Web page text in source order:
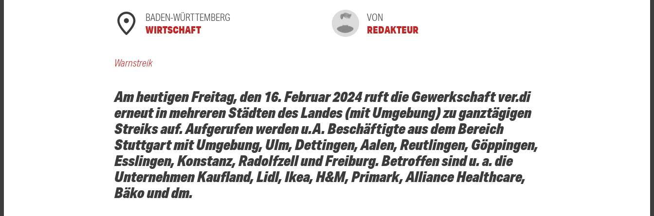
BADEN-WÜRTTEMBERG
WIRTSCHAFT
VON
REDAKTEUR
Warnstreik
Am heutigen Freitag, den 16. Februar 2024 ruft die Gewerkschaft ver.di
erneut in mehreren Städten des Landes (mit Umgebung) zu ganztägigen
Streiks auf. Aufgerufen werden u.A. Beschäftigte aus dem Bereich
Stuttgart mit Umgebung, Ulm, Dettingen, Aalen, Reutlingen, Göppingen,
Esslingen, Konstanz, Radolfzell und Freiburg. Betroffen sind u. a. die
Unternehmen Kaufland, Lidl, Ikea, H&M, Primark, Alliance Healthcare,
Bäko und dm.